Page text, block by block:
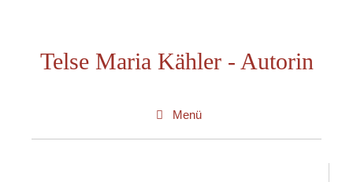
springenTelse Maria Kähler - Autorin
Menü